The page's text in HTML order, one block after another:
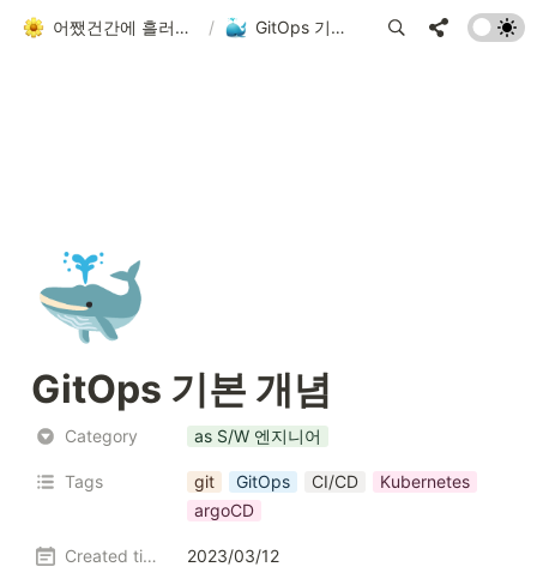
어쨌건간에 흘러가는 者 / GitOps 기본 개념
🐳
GitOps 기본 개념
Category as S/W 엔지니어
Tags git GitOps CI/CD
Kubernetes
argoCD
Created time 2023/03/12